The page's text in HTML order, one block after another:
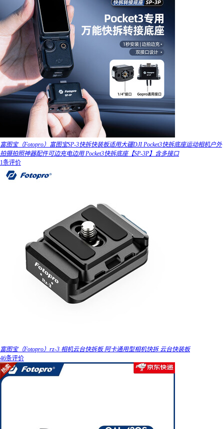
富图宝（Fotopro）富图宝SP-3快拆快装板适用大疆DJI Pocket3快拆底座运动相机户外
拍摄拍照神器配件可边充电边用 Pocket3快拆底座【SP-3P】含多接口
1条评价
富图宝（Fotopro）rz-3 相机云台快拆板 阿卡通用型相机快拆 云台快装板
46条评价